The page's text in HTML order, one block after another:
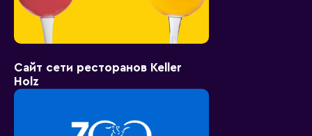
Сайт сети ресторанов Keller
Holz